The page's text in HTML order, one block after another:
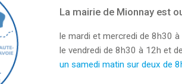
La mairie de Mionnay est
le mardi et mercredi de 8h30 à
le vendredi de 8h30 à 12h et
un samedi matin sur deux de